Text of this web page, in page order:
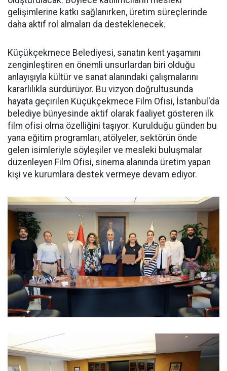
gelişimlerine katkı sağlanırken, üretim süreçlerinde
daha aktif rol almaları da desteklenecek.
Küçükçekmece Belediyesi, sanatın kent yaşamını
zenginleştiren en önemli unsurlardan biri olduğu
anlayışıyla kültür ve sanat alanındaki çalışmalarını
kararlılıkla sürdürüyor. Bu vizyon doğrultusunda
hayata geçirilen Küçükçekmece Film Ofisi, İstanbul'da
belediye bünyesinde aktif olarak faaliyet gösteren ilk
film ofisi olma özelliğini taşıyor. Kurulduğu günden bu
yana eğitim programları, atölyeler, sektörün önde
gelen isimleriyle söyleşiler ve mesleki buluşmalar
düzenleyen Film Ofisi, sinema alanında üretim yapan
kişi ve kurumlara destek vermeye devam ediyor.